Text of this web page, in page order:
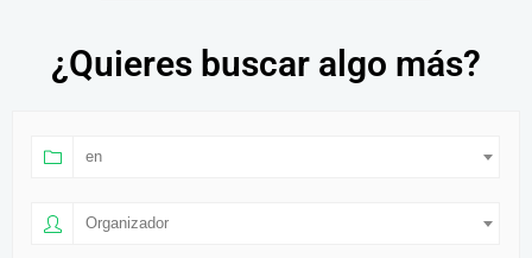
¿Quieres buscar algo más?
en
Organizador